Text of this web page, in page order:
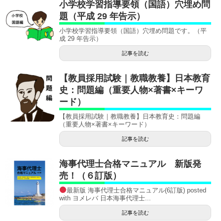
小学校学習指導要領（国語）穴埋め問
題（平成 29 年告示）
小学校学習指導要領（国語）穴埋め問題です。（平
成 29 年告示）
記事を読む
【教員採用試験｜教職教養】日本教育
史：問題編（重要人物×著書×キーワ
ード）
【教員採用試験｜教職教養】日本教育史：問題編
（重要人物×著書×キーワード）
記事を読む
海事代理士合格マニュアル 新版発
売！（６訂版）
最新版 海事代理士合格マニュアル(6訂版) posted
with ヨメレバ 日本海事代理士...
記事を読む